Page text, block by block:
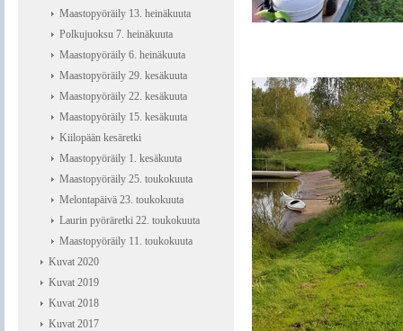
Maastopyöräily 13. heinäkuuta
Polkujuoksu 7. heinäkuuta
Maastopyöräily 6. heinäkuuta
Maastopyöräily 29. kesäkuuta
Maastopyöräily 22. kesäkuuta
Maastopyöräily 15. kesäkuuta
Kiilopään kesäretki
Maastopyöräily 1. kesäkuuta
Maastopyöräily 25. toukokuuta
Melontapäivä 23. toukokuuta
Laurin pyöräretki 22. toukokuuta
Maastopyöräily 11. toukokuuta
Kuvat 2020
Kuvat 2019
Kuvat 2018
Kuvat 2017